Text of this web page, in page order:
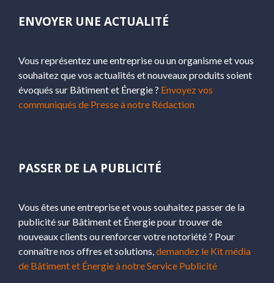
ENVOYER UNE ACTUALITÉ
Vous représentez une entreprise ou un organisme et vous
souhaitez que vos actualités et nouveaux produits soient
évoqués sur Bâtiment et Énergie ? Envoyez vos
communiqués de Presse à notre Rédaction
PASSER DE LA PUBLICITÉ
Vous êtes une entreprise et vous souhaitez passer de la
publicité sur Bâtiment et Énergie pour trouver de
nouveaux clients ou renforcer votre notoriété ? Pour
connaître nos offres et solutions, demandez le Kit média
de Bâtiment et Énergie à notre Service Publicité